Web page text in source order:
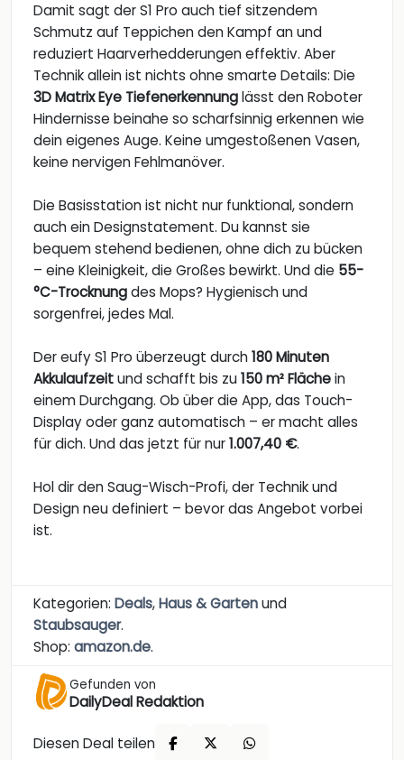
Damit sagt der S1 Pro auch tief sitzendem
Schmutz auf Teppichen den Kampf an und
reduziert Haarverhedderungen effektiv. Aber
Technik allein ist nichts ohne smarte Details: Die
3D Matrix Eye Tiefenerkennunglässt den Roboter
Hindernisse beinahe so scharfsinnig erkennen wie
dein eigenes Auge. Keine umgestoßenen Vasen,
keine nervigen Fehlmanöver.
Die Basisstation ist nicht nur funktional, sondern
auch ein Designstatement. Du kannst sie
bequem stehend bedienen, ohne dich zu bücken
– eine Kleinigkeit, die Großes bewirkt. Und die 55-
°C-Trocknungdes Mops? Hygienisch und
sorgenfrei, jedes Mal.
Der eufy S1 Pro überzeugt durch180 Minuten
Akkulaufzeitund schafft bis zu150 m² Flächein
einem Durchgang. Ob über die App, das Touch-
Display oder ganz automatisch – er macht alles
für dich. Und das jetzt für nur1.007,40 €.
Hol dir den Saug-Wisch-Profi, der Technik und
Design neu definiert – bevor das Angebot vorbei
ist.
Kategorien: Deals,Haus & Gartenund
Staubsauger.
Shop: amazon.de.
Gefunden von
DailyDeal Redaktion
Diesen Deal teilen